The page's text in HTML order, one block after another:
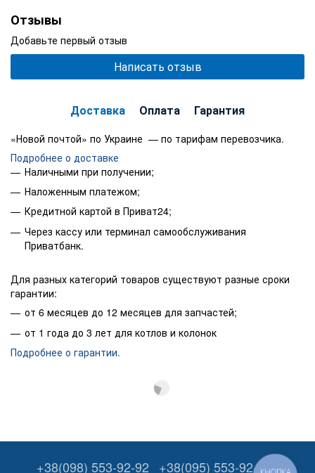
Отзывы
Добавьте первый отзыв
Написать отзыв
Доставка Оплата Гарантия
«Новой почтой» по Украине — по тарифам перевозчика.
Подробнее о доставке
Наличными при получении;
Наложенным платежом;
Кредитной картой в Приват24;
Через кассу или терминал самообслуживания
Приватбанк.
Для разных категорий товаров существуют разные сроки
гарантии:
от 6 месяцев до 12 месяцев для запчастей;
от 1 года до 3 лет для котлов и колонок
Подробнее о гарантии.
+38(098) 553-92-92 +38(095) 553-92-92